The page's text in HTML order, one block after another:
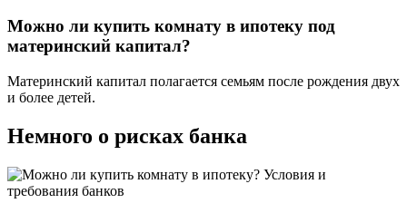
Можно ли купить комнату в ипотеку под
материнский капитал?
Материнский капитал полагается семьям после рождения двух
и более детей.
Немного о рисках банка